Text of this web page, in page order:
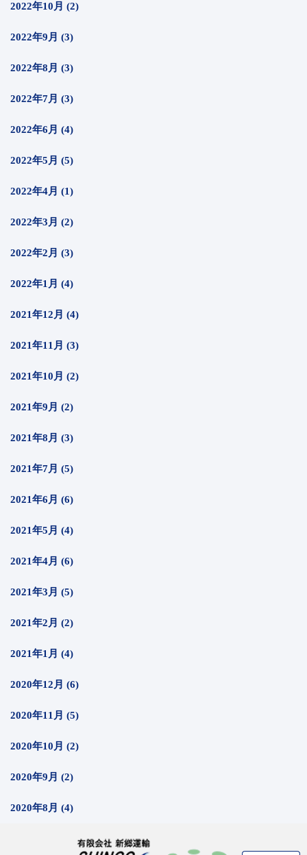
2022年10月 (2)
2022年9月 (3)
2022年8月 (3)
2022年7月 (3)
2022年6月 (4)
2022年5月 (5)
2022年4月 (1)
2022年3月 (2)
2022年2月 (3)
2022年1月 (4)
2021年12月 (4)
2021年11月 (3)
2021年10月 (2)
2021年9月 (2)
2021年8月 (3)
2021年7月 (5)
2021年6月 (6)
2021年5月 (4)
2021年4月 (6)
2021年3月 (5)
2021年2月 (2)
2021年1月 (4)
2020年12月 (6)
2020年11月 (5)
2020年10月 (2)
2020年9月 (2)
2020年8月 (4)